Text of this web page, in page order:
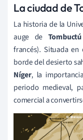
La ciudad de
La historia de la
auge de Tombuctú
francés). Situada
borde del desierto
Níger, la
periodo medieval,
comercial a